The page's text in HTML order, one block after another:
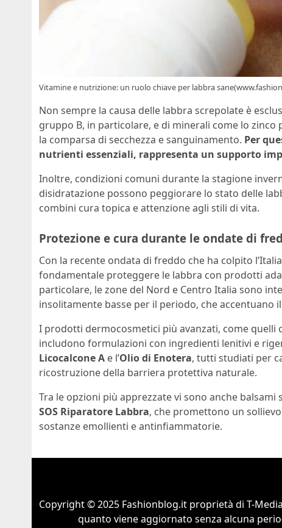
Vitamine e nutrizione: un ruolo chiave per labbra
Non sempre la causa delle labbra screpolate è
gruppo B, in particolare, e di minerali come lo
la comparsa di secchezza e sanguinamento. Per
nutrienti essenziali, rappresenta un supporto
Inoltre, condizioni comuni durante la stagione
disidratazione possono peggiorare lo stato delle
combini cura topica e attenzione agli stili di vita.
Protezione e cura durante le ondate di
Con la recente ondata di freddo che ha colpito
fondamentale proteggere le labbra con prodotti
particolare, le zone del Nord e Centro Italia sono
insolitamente basse per il periodo, che accentuano
I prodotti dermocosmetici più avanzati, come
includono formulazioni con ingredienti lenitivi e
Licocalcone A e l’Olio di Enotera, tutti studiati per
ricostruzione della barriera protettiva naturale.
Tra le opzioni più apprezzate vi sono anche balsami
SOS Riparatore Labbra, che promettono un
sostanze emollienti e antinfiammatorie.
Copyright © 2025 Fashionblog.it proprietà di T-
quanto viene aggiornato senza alcuna